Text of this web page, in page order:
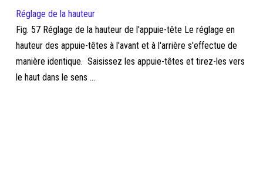
Réglage de la hauteur
Fig. 57 Réglage de la hauteur de l'appuie-tête Le réglage en
hauteur des appuie-têtes à l'avant et à l'arrière s'effectue de
manière identique. Saisissez les appuie-têtes et tirez-les vers
le haut dans le sens ...